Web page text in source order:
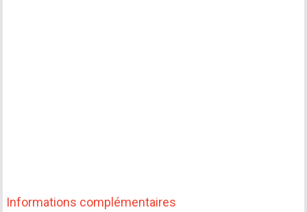
Informations complémentaires